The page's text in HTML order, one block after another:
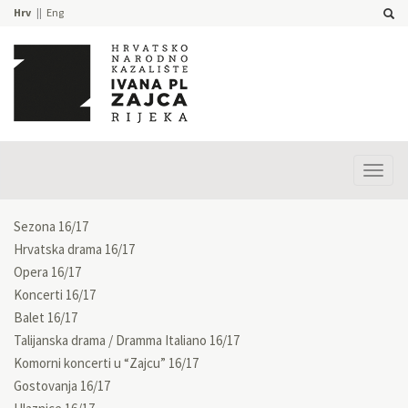
Hrv Eng
Sezona 16/17
Hrvatska drama 16/17
Opera 16/17
Koncerti 16/17
Balet 16/17
Talijanska drama / Dramma Italiano 16/17
Komorni koncerti u “Zajcu” 16/17
Gostovanja 16/17